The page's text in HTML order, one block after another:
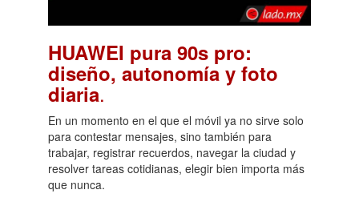
HUAWEI pura 90s pro:
diseño, autonomía y foto
diaria.
En un momento en el que el móvil ya no sirve solo
para contestar mensajes, sino también para
trabajar, registrar recuerdos, navegar la ciudad y
resolver tareas cotidianas, elegir bien importa más
que nunca.